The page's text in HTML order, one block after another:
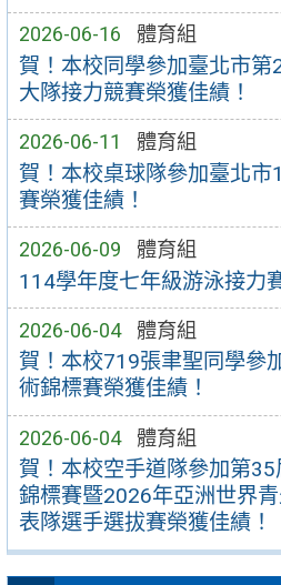
2026-06-16 體育組
賀！本校同學參加臺北市
大隊接力競賽榮獲佳績！
2026-06-11 體育組
賀！本校桌球隊參加臺北
賽榮獲佳績！
2026-06-09 體育組
114學年度七年級游泳接力
2026-06-04 體育組
賀！本校719張聿聖同學參
術錦標賽榮獲佳績！
2026-06-04 體育組
賀！本校空手道隊參加第
錦標賽暨2026年亞洲世界
表隊選手選拔賽榮獲佳績！